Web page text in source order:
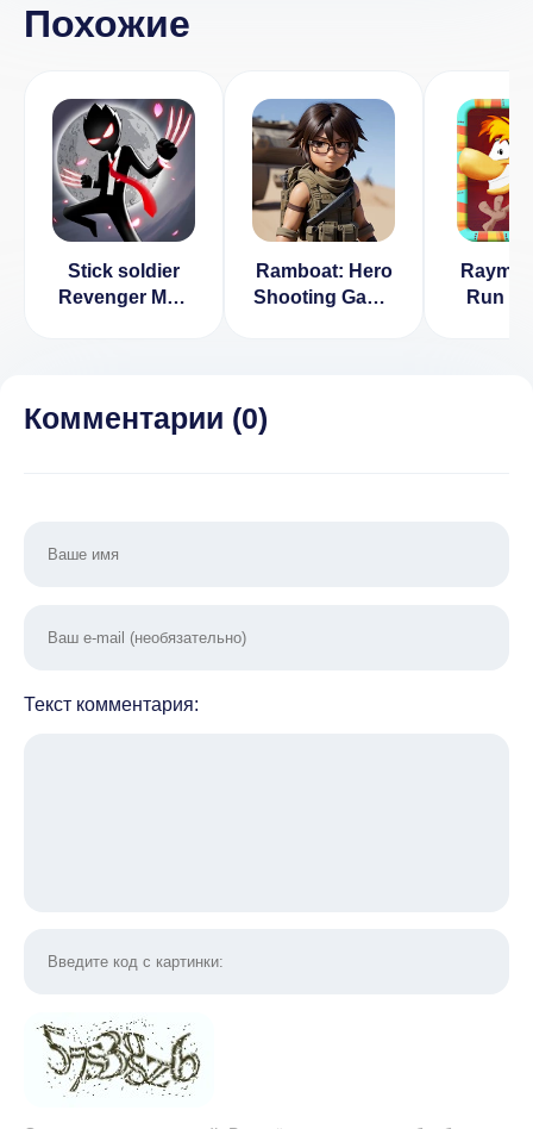
Похожие
Stick soldier
Revenger Мод
Ramboat: Hero
Shooting Game
Run
Комментарии (0)
Текст комментария: